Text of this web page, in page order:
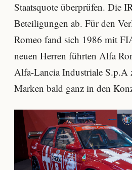
Staatsquote überprüfen. Die
Beteiligungen ab. Für den
Romeo fand sich 1986 mit
neuen Herren führten Alfa
Alfa-Lancia Industriale S.p.A
Marken bald ganz in den